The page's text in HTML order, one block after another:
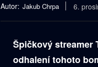
Autor: Jakub Chrpa 6.
Špičkový streamer
odhalení tohoto